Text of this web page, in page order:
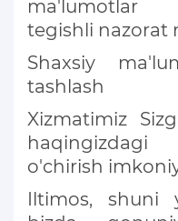
ma'lumotlar
tegishli nazorat
Shaxsiy
tashlash
Xizmatimiz
haqingizdagi
o'chirish
Iltimos, shuni